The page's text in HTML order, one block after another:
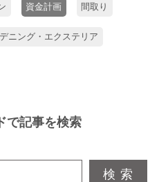
資金計画 間取り
ニング・エクステリア
で記事を検索
検 索